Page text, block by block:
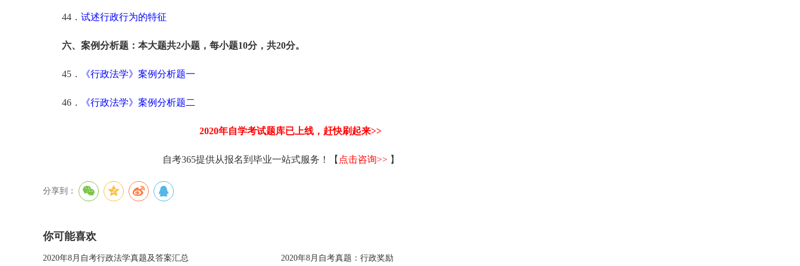
44． 试述行政行为的特征
六、案例分析题：本大题共2小题，每小题10分，共20分。
45． 《行政法学》案例分析题一
46． 《行政法学》案例分析题二
2020年自学考试题库已上线，赶快刷起来>>
自考365提供从报名到毕业一站式服务！【 点击咨询>> 】
分享到：
你可能喜欢
2020年8月自考行政法学真题及答案汇总 2020年8月自考真题：行政奖励